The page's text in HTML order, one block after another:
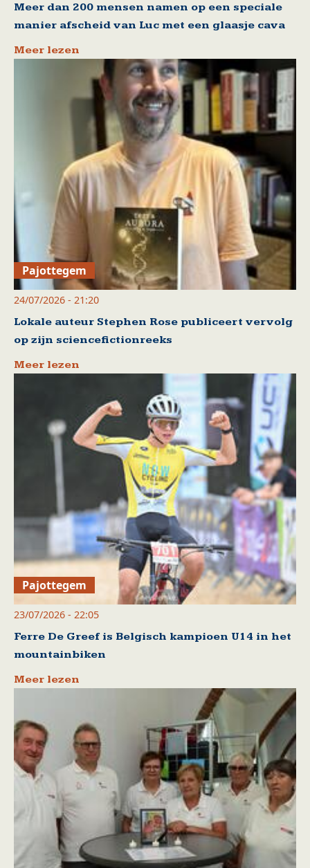
Meer dan 200 mensen namen op een speciale
manier afscheid van Luc met een glaasje cava
Meer lezen
Pajottegem
24/07/2026 - 21:20
Lokale auteur Stephen Rose publiceert vervolg
op zijn sciencefictionreeks
Meer lezen
Pajottegem
23/07/2026 - 22:05
Ferre De Greef is Belgisch kampioen U14 in het
mountainbiken
Meer lezen